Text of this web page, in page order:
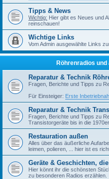
Tipps & News
Wichtig: Hier gibt es Neues und
reinschauen!
Wichtige Links
Vom Admin ausgewählte Links
Röhrenradios
Reparatur & Technik
Fragen, Berichte und Tipps zu
Für Einsteiger: Erste
Reparatur & Technik
Fragen, Berichte und Tipps zu
Transistorgeräte bis in die
Restauration außen
Alles über das äußerliche
leimen, polieren, ... hier ist es
Geräte & Geschichten,
Hier könnt ihr die schönsten
zu besonderen Radios erzählen.